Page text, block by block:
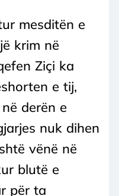
mesditën e
krim në
Ziçi ka
e tij,
derën e
nuk dihen
vënë në
blutë e
për ta